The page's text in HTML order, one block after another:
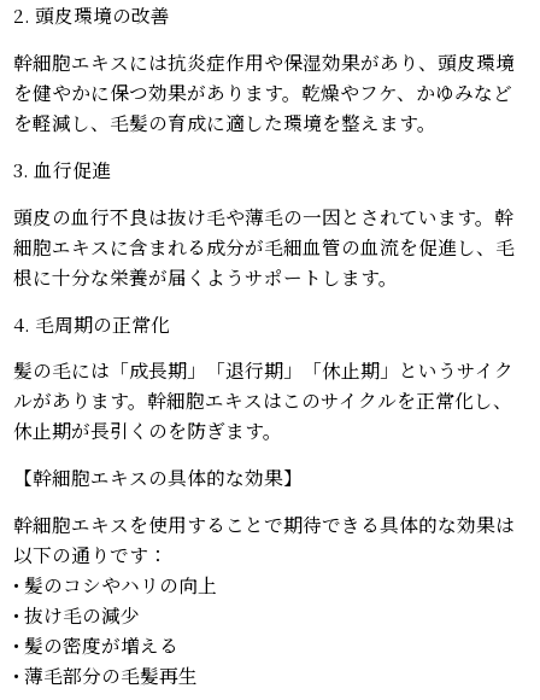
2. 頭皮環境の改善
幹細胞エキスには抗炎症作用や保湿効果があり、頭皮環境
を健やかに保つ効果があります。乾燥やフケ、かゆみなど
を軽減し、毛髪の育成に適した環境を整えます。
3. 血行促進
頭皮の血行不良は抜け毛や薄毛の一因とされています。幹
細胞エキスに含まれる成分が毛細血管の血流を促進し、毛
根に十分な栄養が届くようサポートします。
4. 毛周期の正常化
髪の毛には「成長期」「退行期」「休止期」というサイク
ルがあります。幹細胞エキスはこのサイクルを正常化し、
休止期が長引くのを防ぎます。
【幹細胞エキスの具体的な効果】
幹細胞エキスを使用することで期待できる具体的な効果は
以下の通りです：
• 髪のコシやハリの向上
• 抜け毛の減少
• 髪の密度が増える
• 薄毛部分の毛髪再生